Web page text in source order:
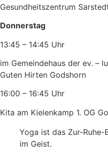
Gesundheitszentrum
Donnerstag
13:45 – 14:45 Uhr
im Gemeindehaus der ev. –
Guten Hirten Godshorn
16:00 – 16:45 Uhr
Kita am Kielenkamp 1. OG
Yoga ist das Zur-Ruhe-
im Geist.